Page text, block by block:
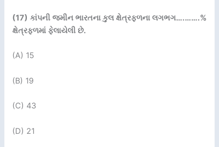
(17) કાંપની જમીન ભારતના કુલ ક્ષેત્રફળના લગભગ….…….%
ક્ષેત્રફળમાં ફેલાયેલી છે.
(A) 15
(B) 19
(C) 43
(D) 21